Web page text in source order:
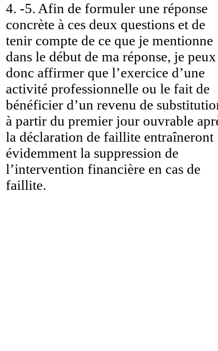
4. -5. Afin de formuler une réponse
concrète à ces deux questions et de
tenir compte de ce que je mentionne
dans le début de ma réponse, je peux
donc affirmer que l’exercice d’une
activité professionnelle ou le fait de
bénéficier d’un revenu de
à partir du premier jour ouvrable
la déclaration de faillite entraîneront
évidemment la suppression de
l’intervention financière en cas de
faillite.